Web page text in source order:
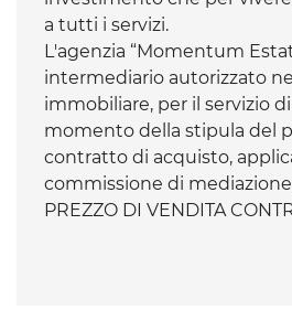
a tutti i servizi.
L'agenzia “Momentum
intermediario autorizzato
immobiliare, per il servizio
momento della stipula del
contratto di acquisto,
commissione di mediazione
PREZZO DI VENDITA